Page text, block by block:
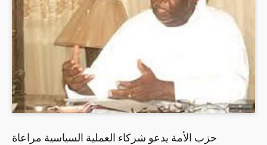
حزب الأمة يدعو شركاء العملية السياسية مراعاة